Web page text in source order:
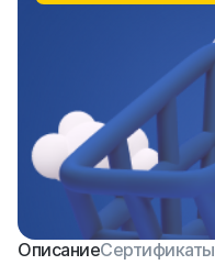
ОписаниеСертификаты